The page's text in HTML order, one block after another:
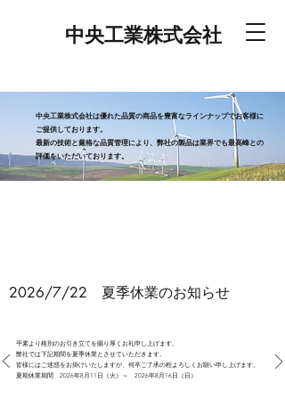
中央工業株式会社
中央工業株式会社は優れた品質の商品を豊富なラインナップでお客様に
ご提供しております。
最新の技術と厳格な品質管理により、弊社の製品は業界でも最高峰との
評価をいただいております。
2026/7/22 夏季休業のお知らせ
平素より格別のお引き立てを賜り厚くお礼申し上げます。
弊社では下記期間を夏季休業とさせていただきます。
皆様にはご迷惑をお掛けいたしますが、何卒ご了承の程よろしくお願い申し上げます。
夏期休業期間 2026年8月11日（火）～ 2026年8月16日（日）